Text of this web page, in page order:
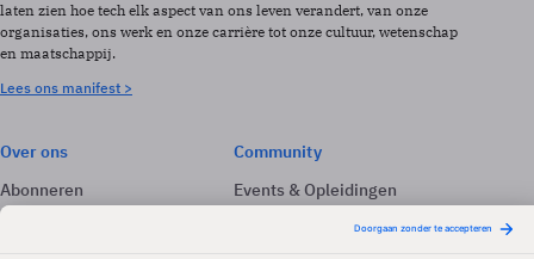
laten zien hoe tech elk aspect van ons leven verandert, van onze
organisaties, ons werk en onze carrière tot onze cultuur, wetenschap
en maatschappij.
Lees ons manifest >
Over ons
Abonneren
Adverteren
Community
Events & Opleidingen